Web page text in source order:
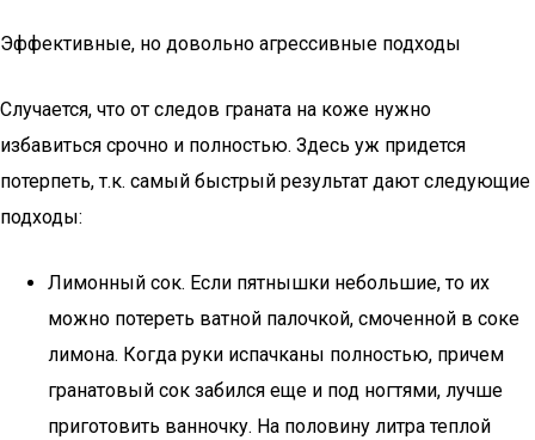
Эффективные, но довольно агрессивные подходы
Случается, что от следов граната на коже нужно
избавиться срочно и полностью. Здесь уж придется
потерпеть, т.к. самый быстрый результат дают следующие
подходы:
Лимонный сок. Если пятнышки небольшие, то их
можно потереть ватной палочкой, смоченной в соке
лимона. Когда руки испачканы полностью, причем
гранатовый сок забился еще и под ногтями, лучше
приготовить ванночку. На половину литра теплой